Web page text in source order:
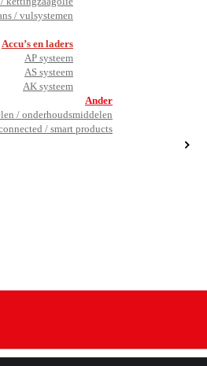
/ vulsystemen
Accu’s en laders
AP systeem
AS systeem
AK systeem
Ander
/ onderhoudsmiddelen
/ smart products